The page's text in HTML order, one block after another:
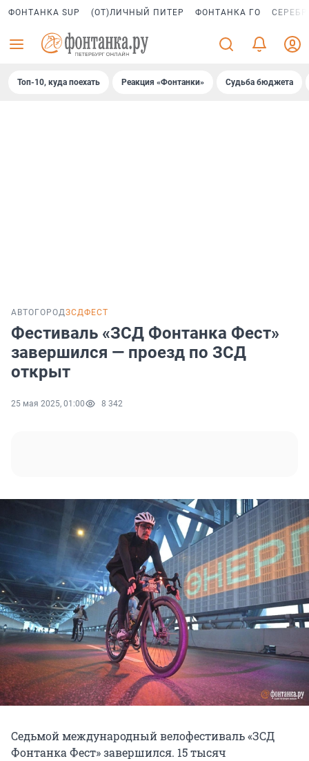
ФОНТАНКА SUP (ОТ)ЛИЧНЫЙ ПИТЕР ФОНТАНКА ГО
Топ-10, куда поехать Реакция «Фонтанки» Судьба бюджета
АВТО ГОРОДЗСДФЕСТ
Фестиваль «ЗСД Фонтанка Фест»
завершился — проезд по ЗСД
открыт
25 мая 2025, 01:00 8 342
Седьмой международный велофестиваль «ЗСД
Фонтанка Фест» завершился. 15 тысяч